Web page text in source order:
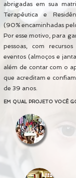
abrigadas em sua
Terapêutica e
(90% encaminhadas
Por esse motivo, para
pessoas, com
eventos (almoços e
além de contar com o
que acreditam e
de 39 anos.
EM QUAL PROJETO VOCÊ